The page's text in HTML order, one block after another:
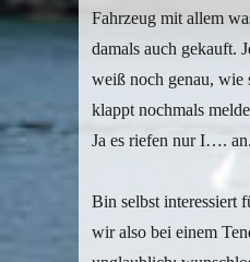
Fahrzeug mit allem
damals auch gekauft.
weiß noch genau, wie
klappt nochmals
Ja es riefen nur I….
Bin selbst interessiert
wir also bei einem